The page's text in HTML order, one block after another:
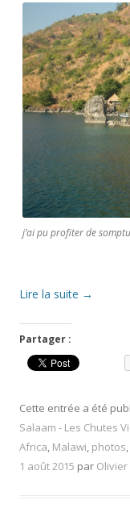
j’ai pu profiter de
Lire la suite →
Partager :
Cette entrée a été
Salaam - Les Chutes
Africa, Malawi, photos,
1 août 2015 par Olivier